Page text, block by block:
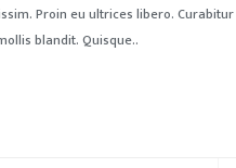
Proin eu ultrices libero.
blandit. Quisque..